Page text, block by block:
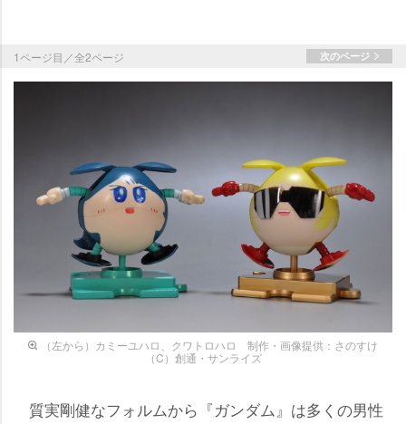
1ページ目／全2ページ 次のページ
（左から）カミーユハロ、クワトロハロ 制作・画像提供：さのすけ
（C）創通・サンライズ
質実剛健なフォルムから『ガンダム』は多くの男性